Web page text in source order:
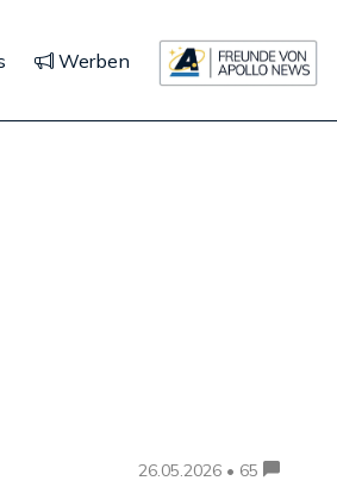
Werben
26.05.2026 • 65